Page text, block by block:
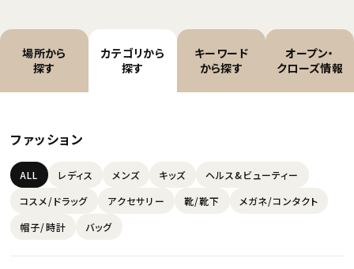
場所から
探す
カテゴリから
探す
キーワード
から探す
オープン・
クローズ情報
ファッション
ALL レディス メンズ キッズ
ヘルス&ビューティー
コスメ/ドラッグ
アクセサリー 靴/靴下
メガネ/コンタクト
帽子/時計
バッグ